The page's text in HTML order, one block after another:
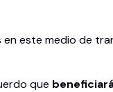
en este medio de
que